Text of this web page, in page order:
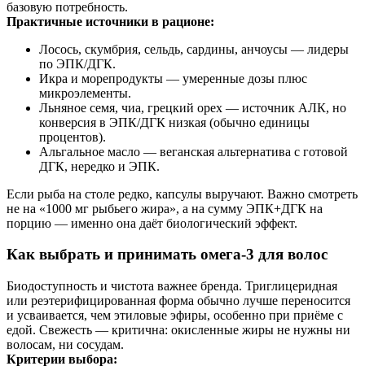
базовую потребность.
Практичные источники в рационе:
Лосось, скумбрия, сельдь, сардины, анчоусы — лидеры
по ЭПК/ДГК.
Икра и морепродукты — умеренные дозы плюс
микроэлементы.
Льняное семя, чиа, грецкий орех — источник АЛК, но
конверсия в ЭПК/ДГК низкая (обычно единицы
процентов).
Альгальное масло — веганская альтернатива с готовой
ДГК, нередко и ЭПК.
Если рыба на столе редко, капсулы выручают. Важно смотреть
не на «1000 мг рыбьего жира», а на сумму ЭПК+ДГК на
порцию — именно она даёт биологический эффект.
Как выбрать и принимать омега‑3 для волос
Биодоступность и чистота важнее бренда. Триглицеридная
или реэтерифицированная форма обычно лучше переносится
и усваивается, чем этиловые эфиры, особенно при приёме с
едой. Свежесть — критична: окисленные жиры не нужны ни
волосам, ни сосудам.
Критерии выбора: